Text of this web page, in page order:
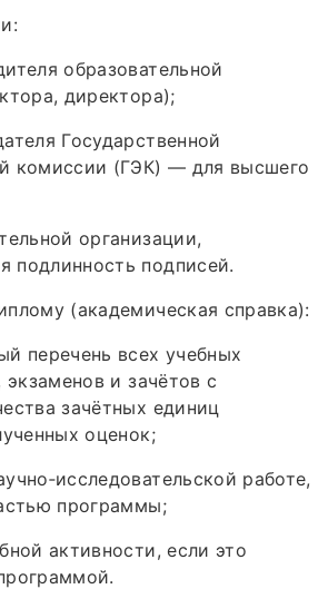
образовательной
директора);
Государственной
комиссии (ГЭК) — для высшего
организации,
подлинность подписей.
(академическая справка):
перечень всех учебных
экзаменов и зачётов с
зачётных единиц
оценок;
работе,
программы;
активности, если это